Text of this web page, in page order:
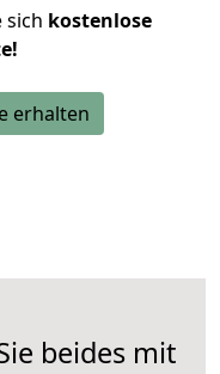
sich kostenlose
erhalten
beides mit